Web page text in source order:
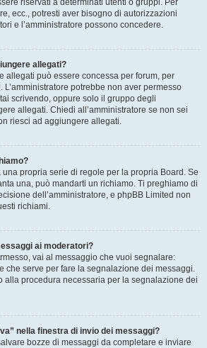
riservati a determinati utenti o gruppi. Per
ecc., potresti aver bisogno di autorizzazioni
e l’amministratore possono concedere.
allegati?
allegati può essere concessa per forum, per
L’amministratore potrebbe non aver permesso
scrivendo, oppure solo il gruppo degli
allegati. Chiedi all’amministratore se non sei
riesci ad aggiungere allegati.
propria serie di regole per la propria Board. Se
una, può mandarti un richiamo. Ti preghiamo di
dell’amministratore, e phpBB Limited non
richiami.
ai moderatori?
vai al messaggio che vuoi segnalare:
che serve per fare la segnalazione dei messaggi.
alla procedura necessaria per la segnalazione dei
nella finestra di invio dei messaggi?
bozze di messaggi da completare e inviare